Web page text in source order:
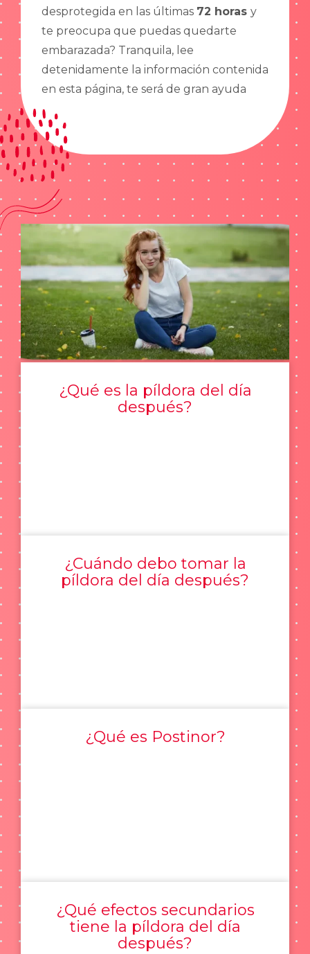
desprotegida en las últimas 72 horas y
te preocupa que puedas quedarte
embarazada? Tranquila, lee
detenidamente la información contenida
en esta página, te será de gran ayuda
¿Qué es la píldora del día
después?
¿Cuándo debo tomar la
píldora del día después?
¿Qué es Postinor?
¿Qué efectos secundarios
tiene la píldora del día
después?